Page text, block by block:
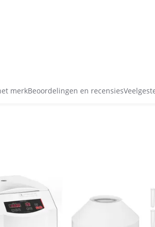
merkBeoordelingen en recensies